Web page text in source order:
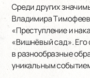
Среди других
Владимира
«Преступление и
«Вишнёвый сад».
в разнообразные
уникальным